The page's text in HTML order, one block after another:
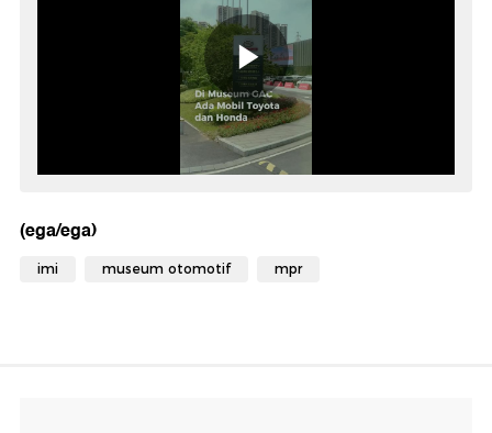
(ega/ega)
imi museum otomotif mpr